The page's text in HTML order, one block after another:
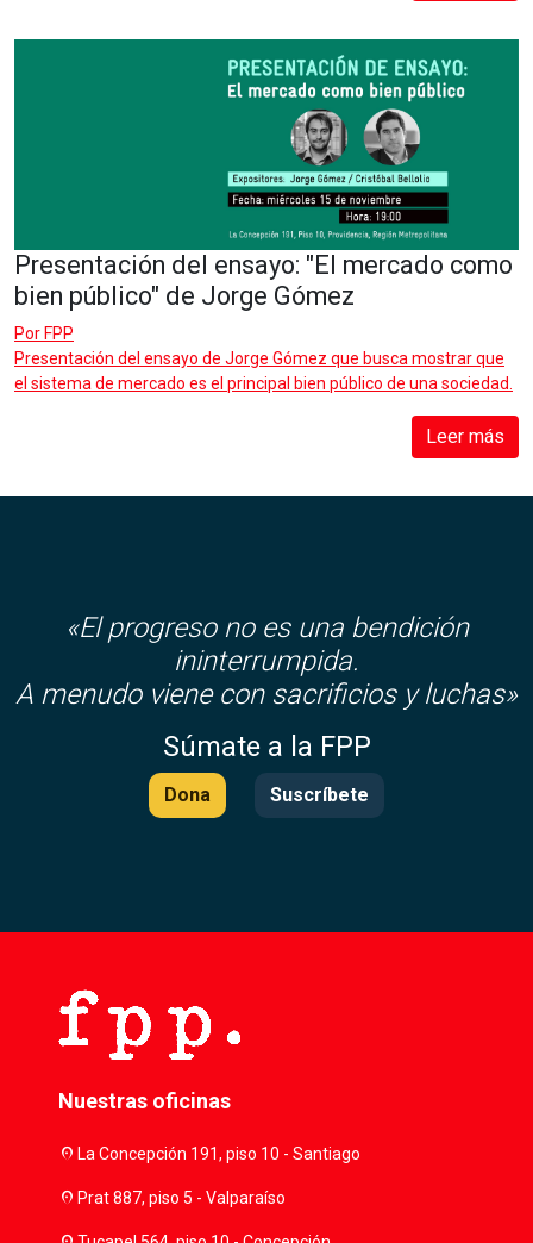
Presentación del ensayo: "El mercado como
bien público" de Jorge Gómez
Por FPP
Presentación del ensayo de Jorge Gómez que busca mostrar que
el sistema de mercado es el principal bien público de una sociedad.
Leer más
«El progreso no es una bendición
ininterrumpida.
A menudo viene con sacrificios y luchas»
Súmate a la FPP
Dona Suscríbete
Nuestras oficinas
location_onLa Concepción 191, piso 10 - Santiago
location_onPrat 887, piso 5 - Valparaíso